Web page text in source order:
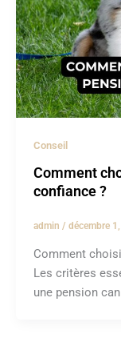
Conseil
Comment
confiance ?
admin / décembre
Comment
Les critères
une pension